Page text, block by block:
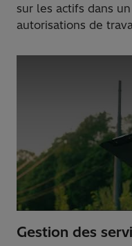
sur les actifs dans
autorisations de
Gestion des